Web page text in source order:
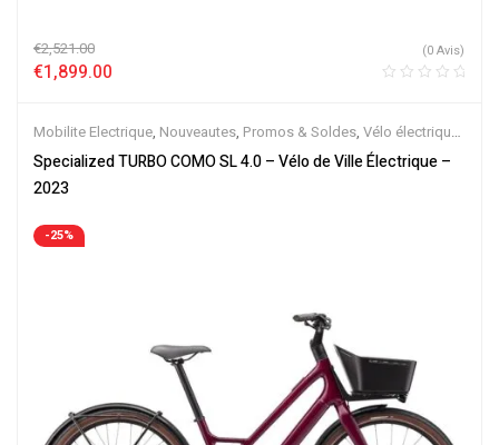
€2,521.00
€1,899.00
(0 Avis)
Mobilite Electrique, Nouveautes, Promos & Soldes, Vélo électrique
ville,Velos Electriques,VTC Electrique
Specialized TURBO COMO SL 4.0 – Vélo de Ville Électrique –
2023
-25%